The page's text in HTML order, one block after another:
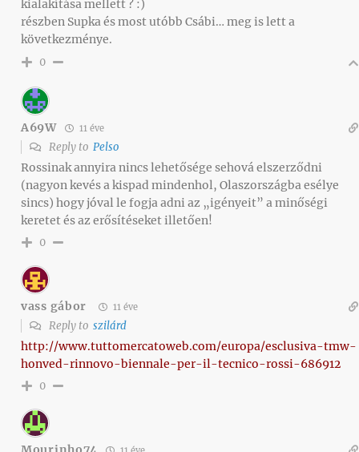
kialakítása mellett ? :)
részben Supka és most utóbb Csábi… meg is lett a
következménye.
0
A69W 11 éve
Reply to Pelso
Rossinak annyira nincs lehetősége sehová elszerződni
(nagyon kevés a kispad mindenhol, Olaszországba esélye
sincs) hogy jóval le fogja adni az „igényeit” a minőségi
keretet és az erősítéseket illetően!
0
vass gábor 11 éve
Reply to szilárd
http://www.tuttomercatoweb.com/europa/esclusiva-tmw-
honved-rinnovo-biennale-per-il-tecnico-rossi-686912
0